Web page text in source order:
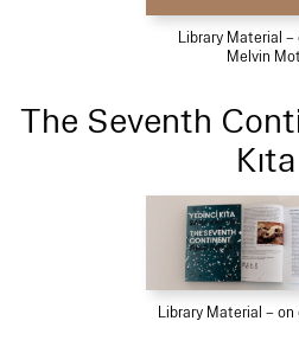
Library Material
Melvin
The Seventh
Kıta
Library Material – on